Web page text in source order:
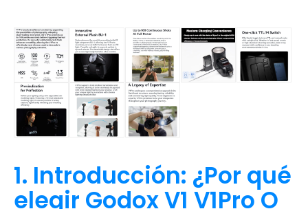
1. Introducción: ¿Por qué
elegir Godox V1 V1Pro O